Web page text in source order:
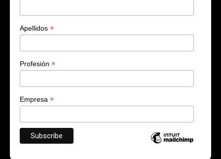
Apellidos *
Profesión *
Empresa *